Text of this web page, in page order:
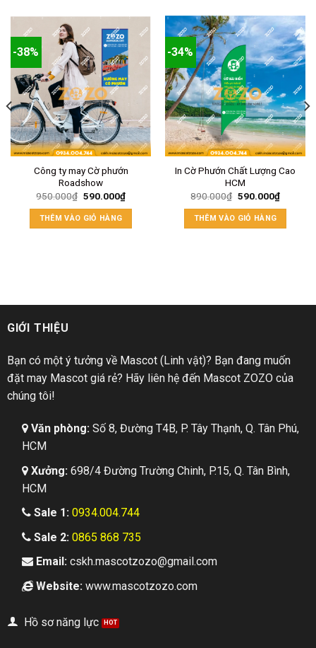
-38%
Công ty may Cờ phướn
Roadshow
950.000₫ 590.000₫
THÊM VÀO GIỎ HÀNG
-34%
In Cờ Phướn Chất Lượng Cao
HCM
890.000₫ 590.000₫
THÊM VÀO GIỎ HÀNG
GIỚI THIỆU
Bạn có một ý tưởng về Mascot (Linh vật)? Bạn đang muốn
đặt may Mascot giá rẻ? Hãy liên hệ đến Mascot ZOZO của
chúng tôi!
Văn phòng:Số 8, Đường T4B, P. Tây Thạnh, Q. Tân Phú,
HCM
Xưởng: 698/4 Đường Trường Chinh, P.15, Q. Tân Bình,
HCM
Sale 1: 0934.004.744
Sale 2: 0865 868 735
Email:cskh.mascotzozo@gmail.com
Website:www.mascotzozo.com
Hồ sơ năng lực